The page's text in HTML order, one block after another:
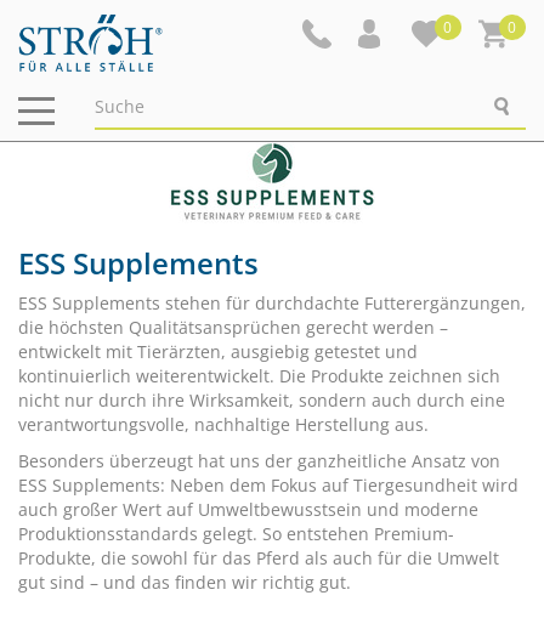
0 0
Navigation
ein-/ausblenden
ESS Supplements
ESS Supplements stehen für durchdachte Futterergänzungen,
die höchsten Qualitätsansprüchen gerecht werden –
entwickelt mit Tierärzten, ausgiebig getestet und
kontinuierlich weiterentwickelt. Die Produkte zeichnen sich
nicht nur durch ihre Wirksamkeit, sondern auch durch eine
verantwortungsvolle, nachhaltige Herstellung aus.
Besonders überzeugt hat uns der ganzheitliche Ansatz von
ESS Supplements: Neben dem Fokus auf Tiergesundheit wird
auch großer Wert auf Umweltbewusstsein und moderne
Produktionsstandards gelegt. So entstehen Premium-
Produkte, die sowohl für das Pferd als auch für die Umwelt
gut sind – und das finden wir richtig gut.